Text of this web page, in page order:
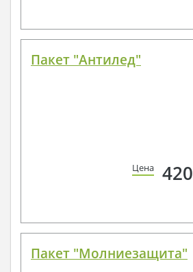
Пакет "Антилед"
Цена 420
Пакет "Молниезащита"